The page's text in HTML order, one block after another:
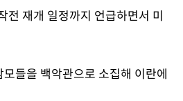
전 재개 일정까지 언급하면서 미
들을 백악관으로 소집해 이란에